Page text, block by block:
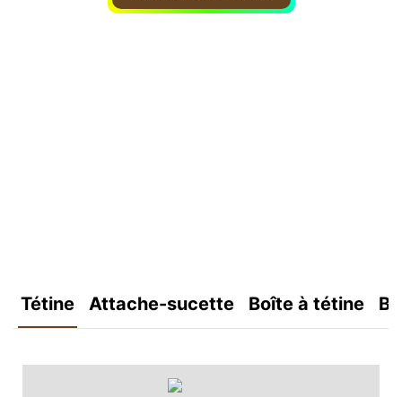
Tétine Attache-sucette Boîte à tétine